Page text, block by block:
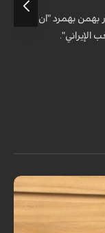
بهمن بهمرد "ان
الإيراني".